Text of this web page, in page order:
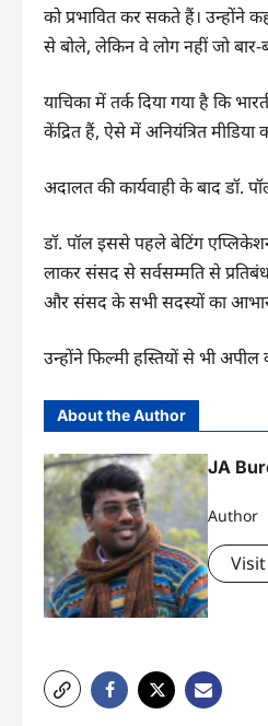
को प्रभावित कर सकते हैं। उन्होंने
से बोले, लेकिन वे लोग नहीं जो बार-
याचिका में तर्क दिया गया है कि
केंद्रित हैं, ऐसे में अनियंत्रित
अदालत की कार्यवाही के बाद डॉ.
डॉ. पॉल इससे पहले बेटिंग
लाकर संसद से सर्वसम्मति से प्रतिबंध
और संसद के सभी सदस्यों का
उन्होंने फिल्मी हस्तियों से भी अपील
About the Author
JA
Author